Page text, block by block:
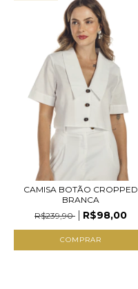
CAMISA BOTÃO CROPPED
BRANCA
R$239,90
R$98,00
COMPRAR